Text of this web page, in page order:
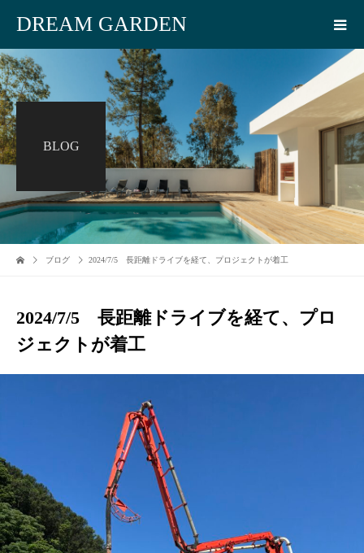
DREAM GARDEN
BLOG
ブログ 2024/7/5 長距離ドライブを経て、プロジェクトが着工
2024/7/5 長距離ドライブを経て、プロ
ジェクトが着工